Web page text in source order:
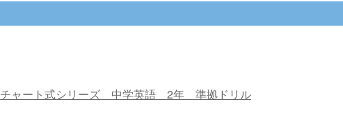
チャート式シリーズ 中学英語 2年 準拠ドリル